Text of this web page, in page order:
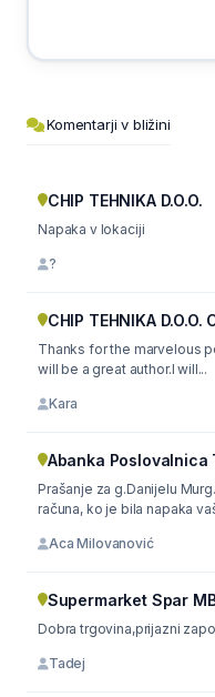
Komentarji v bližini
CHIP TEHNIKA D.O.O.
Napaka v lokaciji
?
CHIP TEHNIKA D.O.O.
Thanks for the marvelous
will be a great author.I will...
Kara
Abanka Poslovalnica
Prašanje za g.Danijelu
računa, ko je bila napaka
Aca Milovanović
Supermarket Spar
Dobra trgovina,prijazni
Tadej